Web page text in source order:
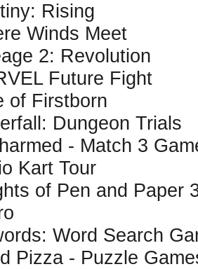
Rising
Winds Meet
2: Revolution
Future Fight
of Firstborn
Dungeon Trials
- Match 3
Kart Tour
of Pen and Paper
Word Search
Pizza - Puzzle